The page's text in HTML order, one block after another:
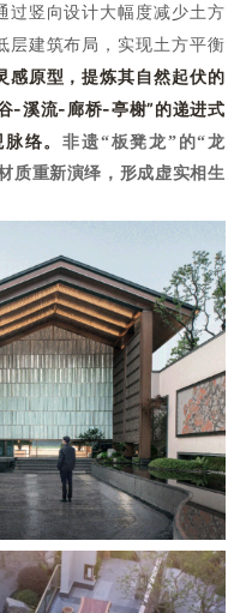
过竖向设计大幅度减少土方
层建筑布局 ， 实现土方平衡
感原型，提炼其自然起伏的
-溪流-廊桥-亭榭”的递进式
脉络。非遗“板凳龙”的“龙
质重新演绎，形成虚实相生